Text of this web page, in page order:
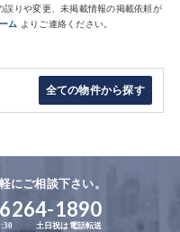
りや変更、未掲載情報の掲載依頼が
ム よりご連絡ください。
全ての物件から探す
にご相談下さい。
1890
土日祝は電話転送